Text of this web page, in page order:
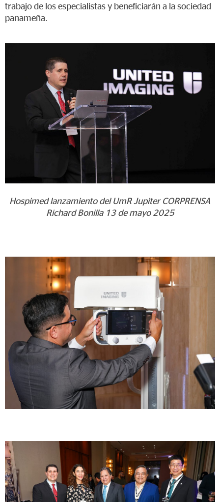
trabajo de los especialistas y beneficiarán a la sociedad
panameña.
Hospimed lanzamiento del UmR Jupiter CORPRENSA
Richard Bonilla 13 de mayo 2025